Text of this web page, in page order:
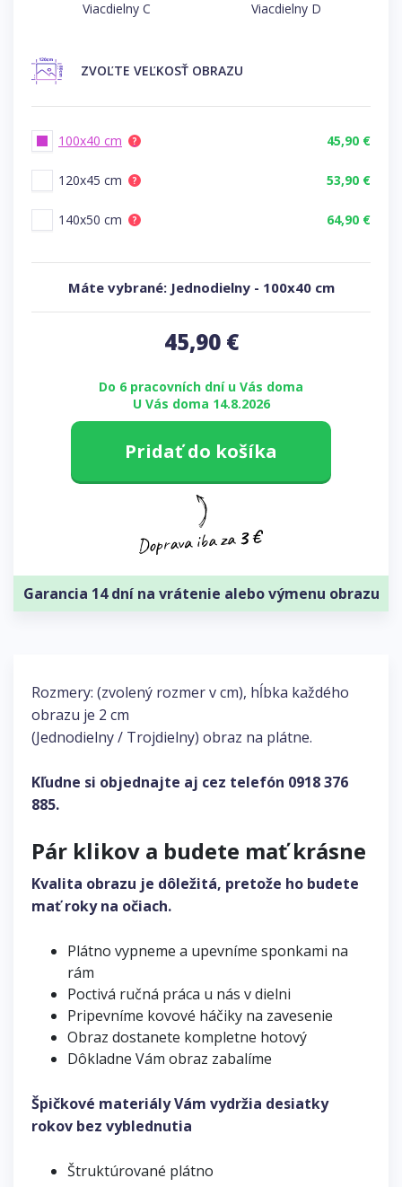
Rozmery: (zvolený rozmer v cm), hĺbka každého
obrazu je 2 cm
(Jednodielny / Trojdielny) obraz na plátne.
Kľudne si objednajte aj cez telefón 0918 376
885.
Pár klikov a budete mať krásne
Kvalita obrazu je dôležitá, pretože ho budete
mať roky na očiach.
Plátno vypneme a upevníme sponkami na
rám
Poctivá ručná práca u nás v dielni
Pripevníme kovové háčiky na zavesenie
Obraz dostanete kompletne hotový
Dôkladne Vám obraz zabalíme
Špičkové materiály Vám vydržia desiatky
rokov bez vyblednutia
Štruktúrované plátno
Viacdielny C Viacdielny D
ZVOĽTE VEĽKOSŤ OBRAZU
100x40 cm ? 45,90 €
120x45 cm ? 53,90 €
140x50 cm ? 64,90 €
Máte vybrané: Jednodielny- 100x40 cm
45,90€
Do 6 pracovních dní u Vás doma
U Vás doma 14.8.2026
Pridať do košíka
Garancia 14 dní na vrátenie alebo výmenu obrazu